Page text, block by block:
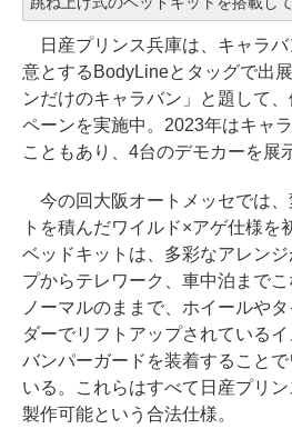
日産プリンス兵庫は、キャラ
意とするBodyLineとタッグで出
ンだけのキャラバン」と題して
ペーンを実施中。2023年はキャ
こともあり、4台のデモカーを展
今の回大阪オートメッセでは、
トを積んだワイルド×アゲ仕様を
ベッドキットは、多彩なアレン
プからテレワーク、車中泊まで
ノーマルのままで、ホイールや
ダーでリフトアップされている
バンパーガードを装着すること
いる。これらはすべて日産プリ
製作可能という合法仕様。